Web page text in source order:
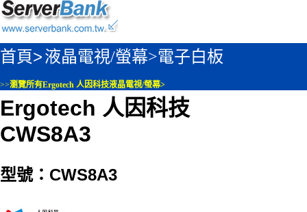
首頁>液晶電視/螢幕>電子白板
>>瀏覽所有Ergotech 人因科技液晶電視/螢幕>
Ergotech 人因科技
CWS8A3
型號：CWS8A3